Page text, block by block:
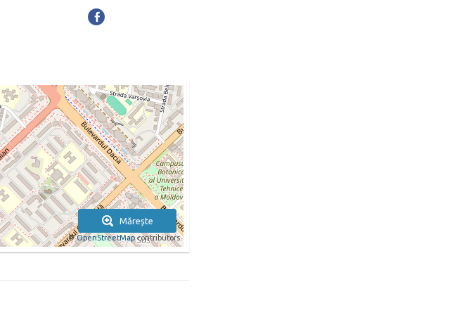
Mărește
©OpenStreetMapcontributors